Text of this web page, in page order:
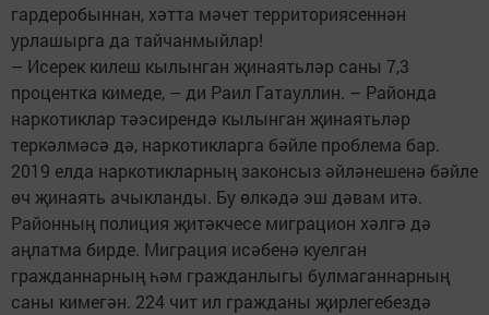
гардеробыннан, хәтта мәчет территориясеннән
урлашырга да тайчанмыйлар!
– Исерек килеш кылынган җинаятьләр саны 7,3
процентка кимеде, – ди Раил Гатауллин. – Районда
наркотиклар тәэсирендә кылынган җинаятьләр
теркәлмәсә дә, наркотикларга бәйле проблема бар.
2019 елда наркотикларның законсыз әйләнешенә бәйле
өч җинаять ачыкланды. Бу өлкәдә эш дәвам итә.
Районның полиция җитәкчесе миграцион хәлгә дә
аңлатма бирде. Миграция исәбенә куелган
гражданнарның һәм гражданлыгы булмаганнарның
саны кимегән. 224 чит ил гражданы җирлегебездә